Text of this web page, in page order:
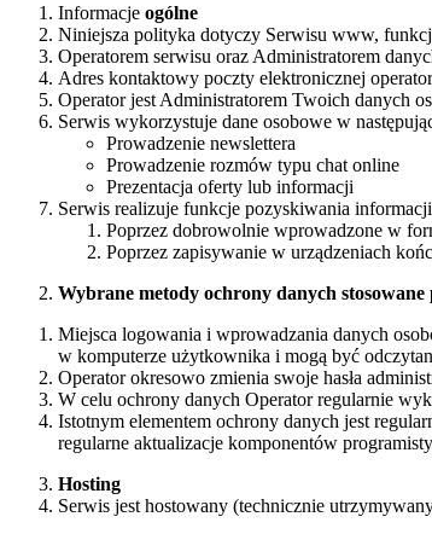
Informacje ogólne
Niniejsza polityka dotyczy Serwisu www,
Operatorem serwisu oraz Administratorem
Adres kontaktowy poczty elektronicznej
Operator jest Administratorem Twoich danych
Serwis wykorzystuje dane osobowe w
Prowadzenie newslettera
Prowadzenie rozmów typu chat online
Prezentacja oferty lub informacji
Serwis realizuje funkcje pozyskiwania
Poprzez dobrowolnie wprowadzone w
Poprzez zapisywanie w urządzeniach
Wybrane metody ochrony danych stosowane
Miejsca logowania i wprowadzania danych
w komputerze użytkownika i mogą być
Operator okresowo zmienia swoje hasła
W celu ochrony danych Operator regularnie
Istotnym elementem ochrony danych jest
regularne aktualizacje komponentów
Hosting
Serwis jest hostowany (technicznie